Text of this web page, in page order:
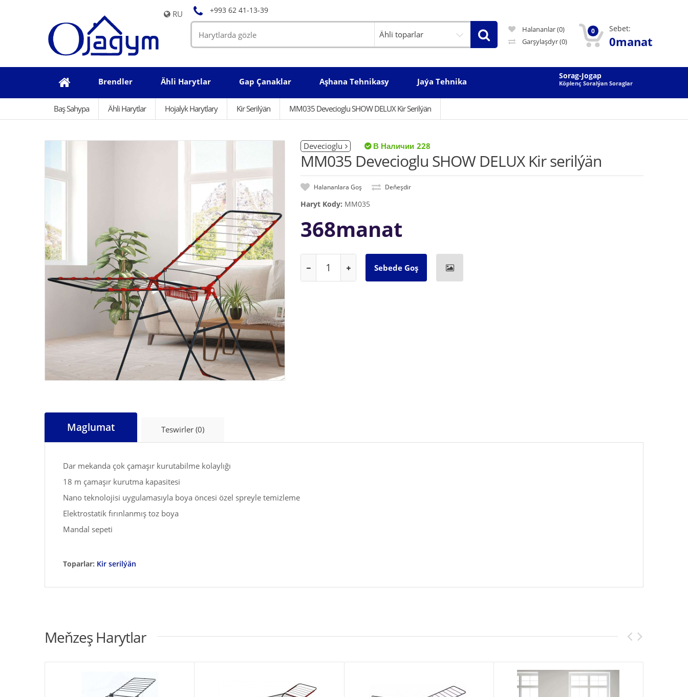
RU +993 62 41-13-39
Halananlar (0)
Garşylaşdyr(0)
0 Sebet:
0manat
Brendler Ähli Harytlar Gap Çanaklar Aşhana Tehnikasy Jaýa Tehnika
Sorag-Jogap
Köplenç Soralýan Soraglar
Baş Sahypa Ähli Harytlar Hojalyk Harytlary Kir Serilýän MM035 Devecioglu SHOW DELUX Kir Serilýän
Devecioglu 228
MM035 Devecioglu SHOW DELUX Kir serilýän
Halananlara Goş Deňeşdir
Haryt Kody: MM035
368manat
Maglumat Teswirler (0)
Dar mekanda çok çamaşır kurutabilme kolaylığı
18 m çamaşır kurutma kapasitesi
Nano teknolojisi uygulamasıyla boya öncesi özel spreyle temizleme
Elektrostatik fırınlanmış toz boya
Mandal sepeti
Toparlar: Kir serilýän
Meňzeş Harytlar